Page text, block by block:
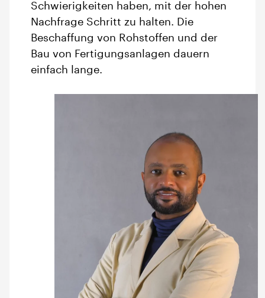
Schwierigkeiten haben, mit der hohen
Nachfrage Schritt zu halten. Die
Beschaffung von Rohstoffen und der
Bau von Fertigungsanlagen dauern
einfach lange.